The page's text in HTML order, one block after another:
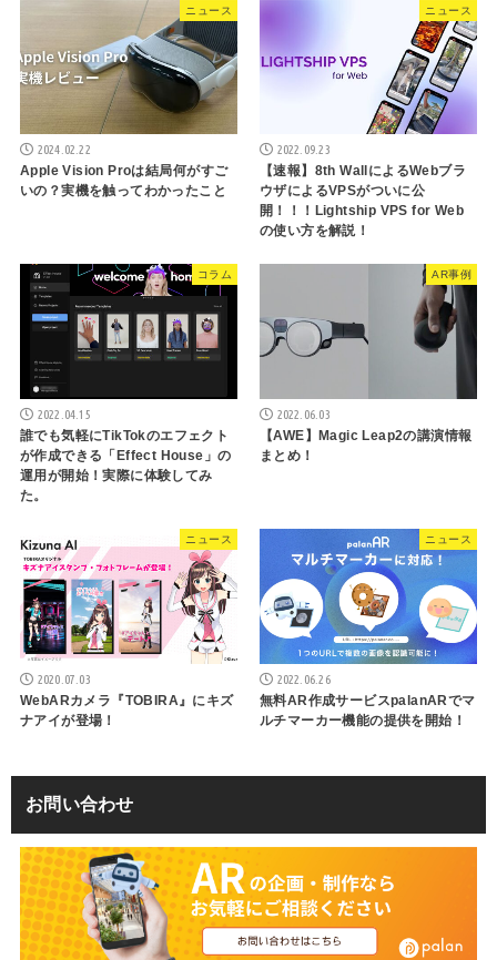
ニュース
2024.02.22
Apple Vision Proは結局何がすご
いの？実機を触ってわかったこと
ニュース
2022.09.23
【速報】8th WallによるWebブラ
ウザによるVPSがついに公
開！！！Lightship VPS for Web
の使い方を解説！
コラム
2022.04.15
誰でも気軽にTikTokのエフェクト
が作成できる「Effect House」の
運用が開始！実際に体験してみ
た。
AR事例
2022.06.03
【AWE】Magic Leap2の講演情報
まとめ！
ニュース
2020.07.03
WebARカメラ『TOBIRA』にキズ
ナアイが登場！
ニュース
2022.06.26
無料AR作成サービスpalanARでマ
ルチマーカー機能の提供を開始！
お問い合わせ